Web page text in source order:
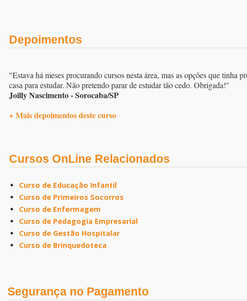
Depoimentos
"Estava há meses procurando cursos nesta área, mas as opções que tinha
casa para estudar. Não pretendo parar de estudar tão cedo. Obrigada!"
Joilly Nascimento - Sorocaba/SP
+ Mais depoimentos deste curso
Cursos OnLine Relacionados
Curso de Educação Infantil
Curso de Primeiros Socorros
Curso de Enfermagem
Curso de Pedagogia Empresarial
Curso de Gestão Hospitalar
Curso de Brinquedoteca
Segurança no Pagamento